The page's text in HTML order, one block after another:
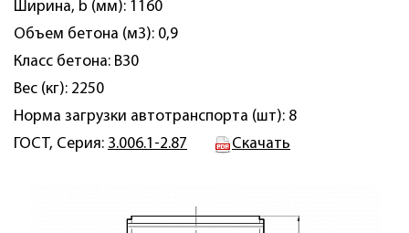
Ширина, b (мм): 1160
Объем бетона (м3): 0,9
Класс бетона: В30
Вес (кг): 2250
Норма загрузки автотранспорта (шт): 8
ГОСТ, Серия: 3.006.1-2.87 Скачать